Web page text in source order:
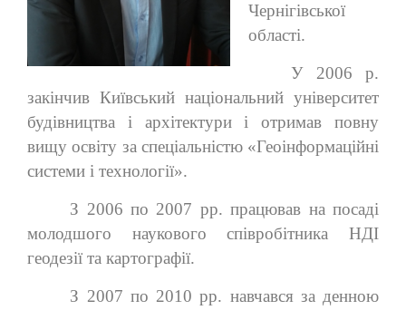
Чернігівської
області.
У 2006 р.
закінчив Київський національний університет
будівництва і архітектури і отримав повну
вищу освіту за спеціальністю «Геоінформаційні
системи і технології».
З 2006 по 2007 рр. працював на посаді
молодшого наукового співробітника НДІ
геодезії та картографії.
З 2007 по 2010 рр. навчався за денною